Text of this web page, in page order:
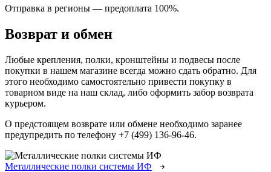
Отправка в регионы — предоплата 100%.
Возврат и обмен
Любые крепления, полки, кронштейны и подвесы после
покупки в нашем магазине всегда можно сдать обратно. Для
этого необходимо самостоятельно привести покупку в
товарном виде на наш склад, либо оформить забор возврата
курьером.
О предстоящем возврате или обмене необходимо заранее
предупредить по телефону +7 (499) 136-96-46.
Металлические полки системы ИФ